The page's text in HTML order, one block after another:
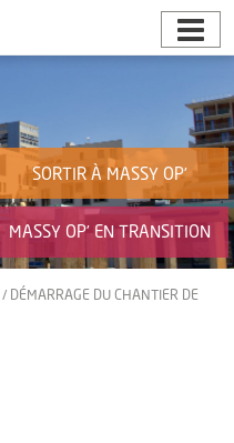
SORTIR À MASSY OP’
MASSY OP’ EN TRANSITION
/ DÉMARRAGE DU CHANTIER DE